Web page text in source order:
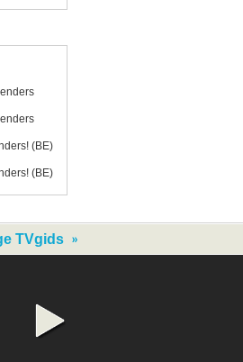
(BE)
(BE)
TVgids
17:15 The Good Doctor